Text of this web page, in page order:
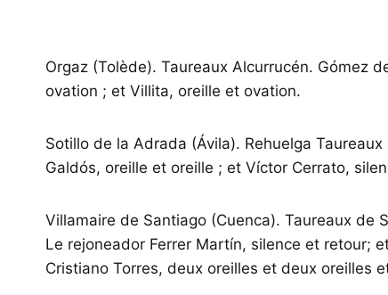
Orgaz (Tolède). Taureaux Alcurrucén. Gómez
ovation ; et Villita, oreille et ovation.
Sotillo de la Adrada (Ávila). Rehuelga
Galdós, oreille et oreille ; et Víctor Cerrato,
Villamaire de Santiago (Cuenca). Taureaux de
Le rejoneador Ferrer Martín, silence et retour;
Cristiano Torres, deux oreilles et deux oreilles